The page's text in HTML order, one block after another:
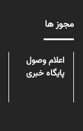
مجوز ها
اعلام وصول
پایگاه خبری